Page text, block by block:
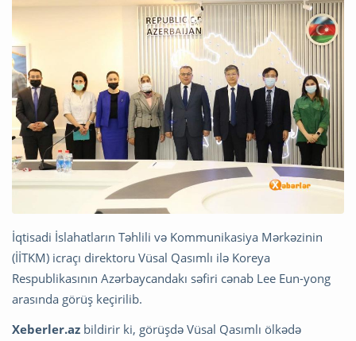
İqtisadi İslahatların Təhlili və Kommunikasiya Mərkəzinin
(İİTKM) icraçı direktoru Vüsal Qasımlı ilə Koreya
Respublikasının Azərbaycandakı səfiri cənab Lee Eun-yong
arasında görüş keçirilib.
Xeberler.az bildirir ki, görüşdə Vüsal Qasımlı ölkədə